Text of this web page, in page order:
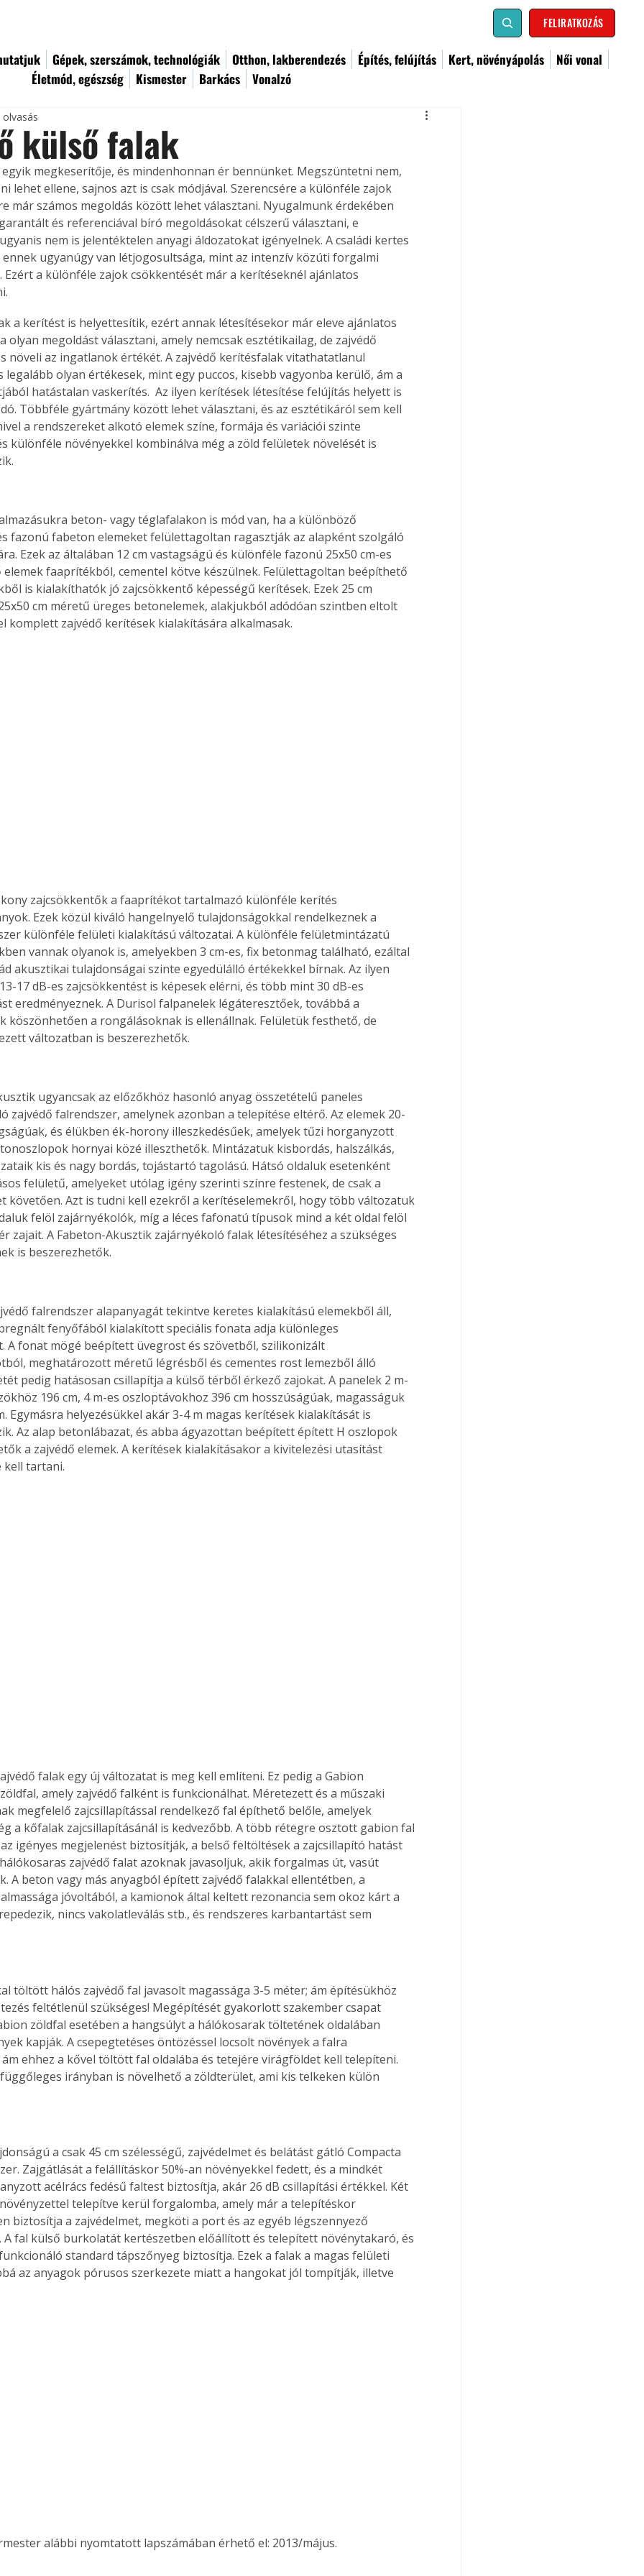
FELIRATKOZÁS
Gépek, szerszámok, technológiák Otthon, lakberendezés Építés, felújítás Kert, növényápolás
Női vonal
Életmód, egészség
Kismester Barkács Vonalzó
az
Old
új,
egyedi
Együtt jobban megéri!
Bővebb információ itt!
Együtt jobban megéri! A
könyvek tetszőleges
párosítással kedvezményes
áron, 0 Ft postaköltséggel
megrendelhetők!
Gyógyító növények: a
külső falak
olvasás
megkeserítője, és mindenhonnan ér bennünket. Megszüntetni nem,
lehet ellene, sajnos azt is csak módjával. Szerencsére a különféle zajok
már számos megoldás között lehet választani. Nyugalmunk érdekében
és referenciával bíró megoldásokat célszerű választani, e
nem is jelentéktelen anyagi áldozatokat igényelnek. A családi kertes
ugyanúgy van létjogosultsága, mint az intenzív közúti forgalmi
Ezért a különféle zajok csökkentését már a kerítéseknél ajánlatos
a kerítést is helyettesítik, ezért annak létesítésekor már eleve ajánlatos
olyan megoldást választani, amely nemcsak esztétikailag, de zajvédő
növeli az ingatlanok értékét. A zajvédő kerítésfalak vitathatatlanul
legalább olyan értékesek, mint egy puccos, kisebb vagyonba kerülő, ám a
hatástalan vaskerítés.  Az ilyen kerítések létesítése felújítás helyett is
Többféle gyártmány között lehet választani, és az esztétikáról sem kell
a rendszereket alkotó elemek színe, formája és variációi szinte
különféle növényekkel kombinálva még a zöld felületek növelését is
beton- vagy téglafalakon is mód van, ha a különböző
fazonú fabeton elemeket felülettagoltan ragasztják az alapként szolgáló
Ezek az általában 12 cm vastagságú és különféle fazonú 25x50 cm-es
elemek faaprítékból, cementel kötve készülnek. Felülettagoltan beépíthető
is kialakíthatók jó zajcsökkentő képességű kerítések. Ezek 25 cm
cm méretű üreges betonelemek, alakjukból adódóan szintben eltolt
komplett zajvédő kerítések kialakítására alkalmasak.
zajcsökkentők a faaprítékot tartalmazó különféle kerítés
Ezek közül kiváló hangelnyelő tulajdonságokkal rendelkeznek a
különféle felületi kialakítású változatai. A különféle felületmintázatú
vannak olyanok is, amelyekben 3 cm-es, fix betonmag található, ezáltal
akusztikai tulajdonságai szinte egyedülálló értékekkel bírnak. Az ilyen
17 dB-es zajcsökkentést is képesek elérni, és több mint 30 dB-es
eredményeznek. A Durisol falpanelek légáteresztőek, továbbá a
köszönhetően a rongálásoknak is ellenállnak. Felületük festhető, de
változatban is beszerezhetők.
ugyancsak az előzőkhöz hasonló anyag összetételű paneles
zajvédő falrendszer, amelynek azonban a telepítése eltérő. Az elemek 20-
és élükben ék-horony illeszkedésűek, amelyek tűzi horganyzott
hornyai közé illeszthetők. Mintázatuk kisbordás, halszálkás,
kis és nagy bordás, tojástartó tagolású. Hátsó oldaluk esetenként
felületű, amelyeket utólag igény szerinti színre festenek, de csak a
követően. Azt is tudni kell ezekről a kerítéselemekről, hogy több változatuk
felöl zajárnyékolók, míg a léces fafonatú típusok mind a két oldal felöl
zajait. A Fabeton-Akusztik zajárnyékoló falak létesítéséhez a szükséges
is beszerezhetők.
falrendszer alapanyagát tekintve keretes kialakítású elemekből áll,
fenyőfából kialakított speciális fonata adja különleges
A fonat mögé beépített üvegrost és szövetből, szilikonizált
meghatározott méretű légrésből és cementes rost lemezből álló
pedig hatásosan csillapítja a külső térből érkező zajokat. A panelek 2 m-
196 cm, 4 m-es oszloptávokhoz 396 cm hosszúságúak, magasságuk
Egymásra helyezésükkel akár 3-4 m magas kerítések kialakítását is
Az alap betonlábazat, és abba ágyazottan beépített épített H oszlopok
a zajvédő elemek. A kerítések kialakításakor a kivitelezési utasítást
kell tartani.
falak egy új változatat is meg kell említeni. Ez pedig a Gabion
amely zajvédő falként is funkcionálhat. Méretezett és a műszaki
megfelelő zajcsillapítással rendelkező fal építhető belőle, amelyek
a kőfalak zajcsillapításánál is kedvezőbb. A több rétegre osztott gabion fal
igényes megjelenést biztosítják, a belső feltöltések a zajcsillapító hatást
hálókosaras zajvédő falat azoknak javasoljuk, akik forgalmas út, vasút
A beton vagy más anyagból épített zajvédő falakkal ellentétben, a
jóvoltából, a kamionok által keltett rezonancia sem okoz kárt a
nincs vakolatleválás stb., és rendszeres karbantartást sem
töltött hálós zajvédő fal javasolt magassága 3-5 méter; ám építésükhöz
feltétlenül szükséges! Megépítését gyakorlott szakember csapat
zöldfal esetében a hangsúlyt a hálókosarak töltetének oldalában
kapják. A csepegtetéses öntözéssel locsolt növények a falra
ehhez a kővel töltött fal oldalába és tetejére virágföldet kell telepíteni.
irányban is növelhető a zöldterület, ami kis telkeken külön
a csak 45 cm szélességű, zajvédelmet és belátást gátló Compacta
Zajgátlását a felállításkor 50%-an növényekkel fedett, és a mindkét
acélrács fedésű faltest biztosítja, akár 26 dB csillapítási értékkel. Két
telepítve kerül forgalomba, amely már a telepítéskor
biztosítja a zajvédelmet, megköti a port és az egyéb légszennyező
A fal külső burkolatát kertészetben előállított és telepített növénytakaró, és
standard tápszőnyeg biztosítja. Ezek a falak a magas felületi
az anyagok pórusos szerkezete miatt a hangokat jól tompítják, illetve
alábbi nyomtatott lapszámában érhető el: 2013/május.